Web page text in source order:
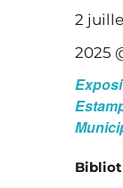
2
2025